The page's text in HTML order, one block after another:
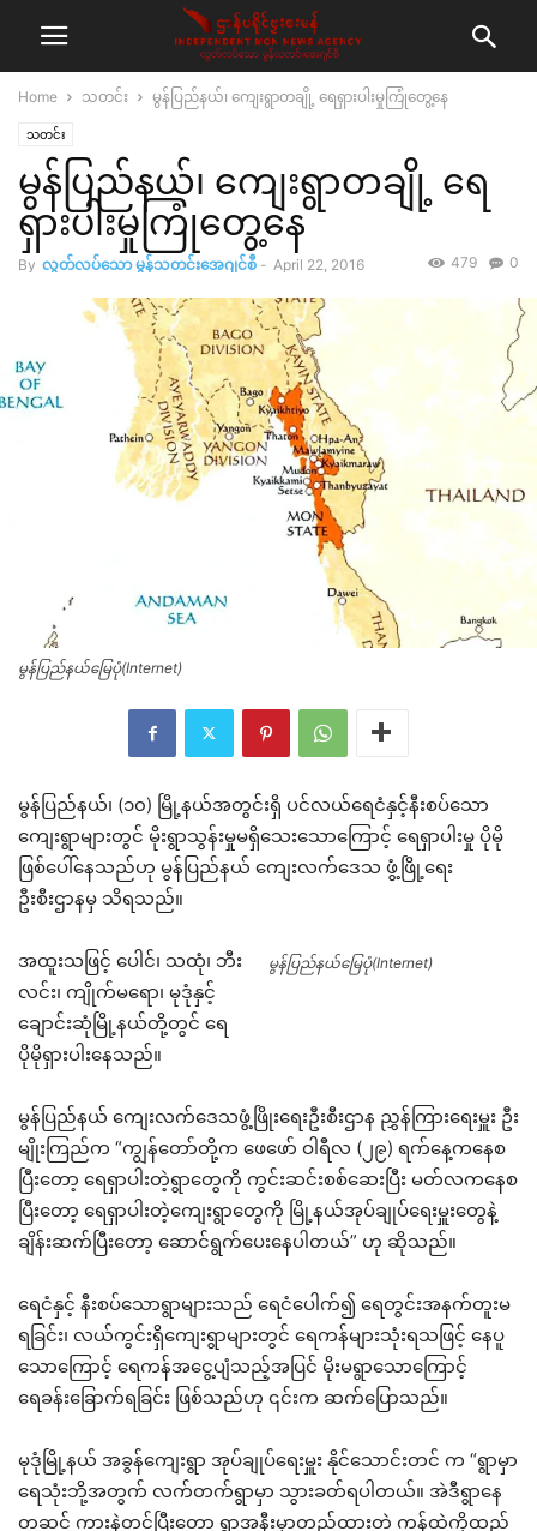
Home သတင်း မွန်ပြည်နယ်၊ ကျေးရွာတချို့ ရေရှားပါးမှုကြုံတွေ့နေ
သတင်း
မွန်ပြည်နယ်၊ ကျေးရွာတချို့ ရေ
ရှားပါးမှုကြုံတွေ့နေ
By လွတ်လပ်သော မွန်သတင်းအေဂျင်စီ - April 22, 2016 0
479
မွန်ပြည်နယ်မြေပုံ(Internet)
မွန်ပြည်နယ်၊ (၁၀) မြို့နယ်အတွင်းရှိ ပင်လယ်ရေငံနှင့်နီးစပ်သော
ကျေးရွာများတွင် မိုးရွာသွန်းမှုမရှိသေးသောကြောင့် ရေရှာပါးမှု ပိုမို
ဖြစ်ပေါ်နေသည်ဟု မွန်ပြည်နယ် ကျေးလက်ဒေသ ဖွံ့ဖြို့ရေး
ဦးစီးဌာနမှ သိရသည်။
မွန်ပြည်နယ်မြေပုံ(Internet)
အထူးသဖြင့် ပေါင်၊ သထုံ၊ ဘီး
လင်း၊ ကျိုက်မရော၊ မုဒုံနှင့်
ချောင်းဆုံမြို့နယ်တို့တွင် ရေ
ပိုမိုရှားပါးနေသည်။
မွန်ပြည်နယ် ကျေးလက်ဒေသဖွံ့ဖြိုးရေးဦးစီးဌာန ညွှန်ကြားရေးမှူး ဦး
မျိုးကြည်က “ကျွန်တော်တို့က ဖေဖော် ဝါရီလ (၂၉) ရက်နေ့ကနေစ
ပြီးတော့ ရေရှာပါးတဲ့ရွာတွေကို ကွင်းဆင်းစစ်ဆေးပြီး မတ်လကနေစ
ပြီးတော့ ရေရှာပါးတဲ့ကျေးရွာတွေကို မြို့နယ်အုပ်ချုပ်ရေးမှူးတွေနဲ့
ချိန်းဆက်ပြီးတော့ ဆောင်ရွက်ပေးနေပါတယ်” ဟု ဆိုသည်။
ရေငံနှင့် နီးစပ်သောရွာများသည် ရေငံပေါက်၍ ရေတွင်းအနက်တူးမ
ရခြင်း၊ လယ်ကွင်းရှိကျေးရွာများတွင် ရေကန်များသုံးရသဖြင့် နေပူ
သောကြောင့် ရေကန်အငွေ့ပျံသည့်အပြင် မိုးမရွာသောကြောင့်
ရေခန်းခြောက်ရခြင်း ဖြစ်သည်ဟု ၎င်းက ဆက်ပြောသည်။
မုဒုံမြို့နယ် အခွန်ကျေးရွာ အုပ်ချုပ်ရေးမှူး နိုင်သောင်းတင် က “ရွာမှာ
ရေသုံးဘို့အတွက် လက်တက်ရွာမှာ သွားခတ်ရပါတယ်။ အဲဒီရွာနေ
တဆင့် ကားနဲ့တင်ပြီးတော့ ရွာအနီးမှာတည်ထားတဲ့ ကန်ထဲကိုထည့်